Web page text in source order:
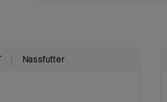
Nassfutter